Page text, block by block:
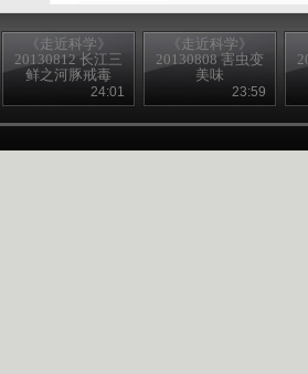
《走近科学》
20130812 长江三
鲜之河豚戒毒
24:01
《走近科学》
20130808 害虫变
美味
23:59